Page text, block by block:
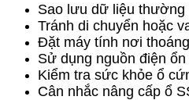
Sao lưu dữ liệu thường
Tránh di chuyển hoặc
Đặt máy tính nơi
Sử dụng nguồn điện
Kiểm tra sức khỏe ổ
Cân nhắc nâng cấp ổ